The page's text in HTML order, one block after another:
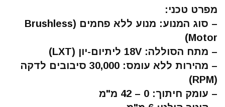
מפרט טכני:
– סוג המנוע
: מנוע ללא פחמים (Brushless
Motor)
– מתח הסוללה: 18V ליתיום-יון (LXT)
– מהירות ללא עומס
: 30,000 סיבובים לדקה
(RPM)
– עומק חיתוך: 0 – 42 מ"מ